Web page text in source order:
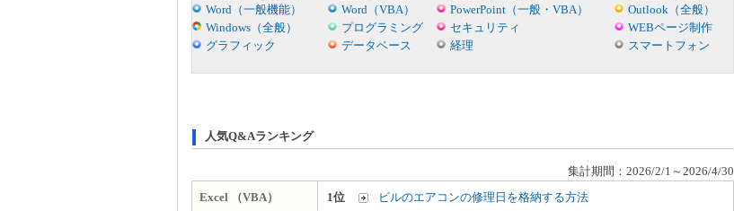
Word（一般機能）
Word（VBA） PowerPoint（一般・VBA）
Outlook（全般）
Windows（全般）
プログラミング セキュリティ
WEBページ制作
グラフィック
データベース 経理 スマートフォン
人気Q&Aランキング
集計期間：2026/2/1～2026/4/30
Excel （VBA）
1位 ビルのエアコンの修理日を格納する方法